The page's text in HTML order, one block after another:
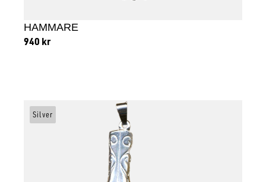
HAMMARE
940 kr
Silver